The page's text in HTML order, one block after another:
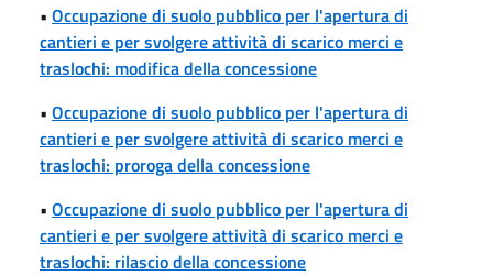
• Occupazione di suolo pubblico per l'apertura di
cantieri e per svolgere attività di scarico merci e
traslochi: modifica della concessione
• Occupazione di suolo pubblico per l'apertura di
cantieri e per svolgere attività di scarico merci e
traslochi: proroga della concessione
• Occupazione di suolo pubblico per l'apertura di
cantieri e per svolgere attività di scarico merci e
traslochi: rilascio della concessione